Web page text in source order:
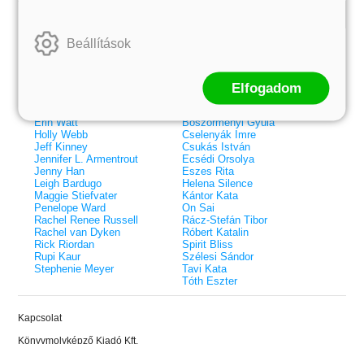
olvasható!
Kiemelt szerzőink
Erin Watt
Holly Webb
Jeff Kinney
Jennifer L. Armentrout
Jenny Han
Leigh Bardugo
Maggie Stiefvater
Penelope Ward
Rachel Renee Russell
Rachel van Dyken
Rick Riordan
Rupi Kaur
Stephenie Meyer
Ashley Carrigan
Benina
Bessenyei Gábor
Böszörményi Gyula
Cselenyák Imre
Csukás István
Ecsédi Orsolya
Eszes Rita
Helena Silence
Kántor Kata
On Sai
Rácz-Stefán Tibor
Róbert Katalin
Spirit Bliss
Szélesi Sándor
Tavi Kata
Tóth Eszter
Kapcsolat
Könyvmolyképző Kiadó Kft.
Beállítások
Elfogadom